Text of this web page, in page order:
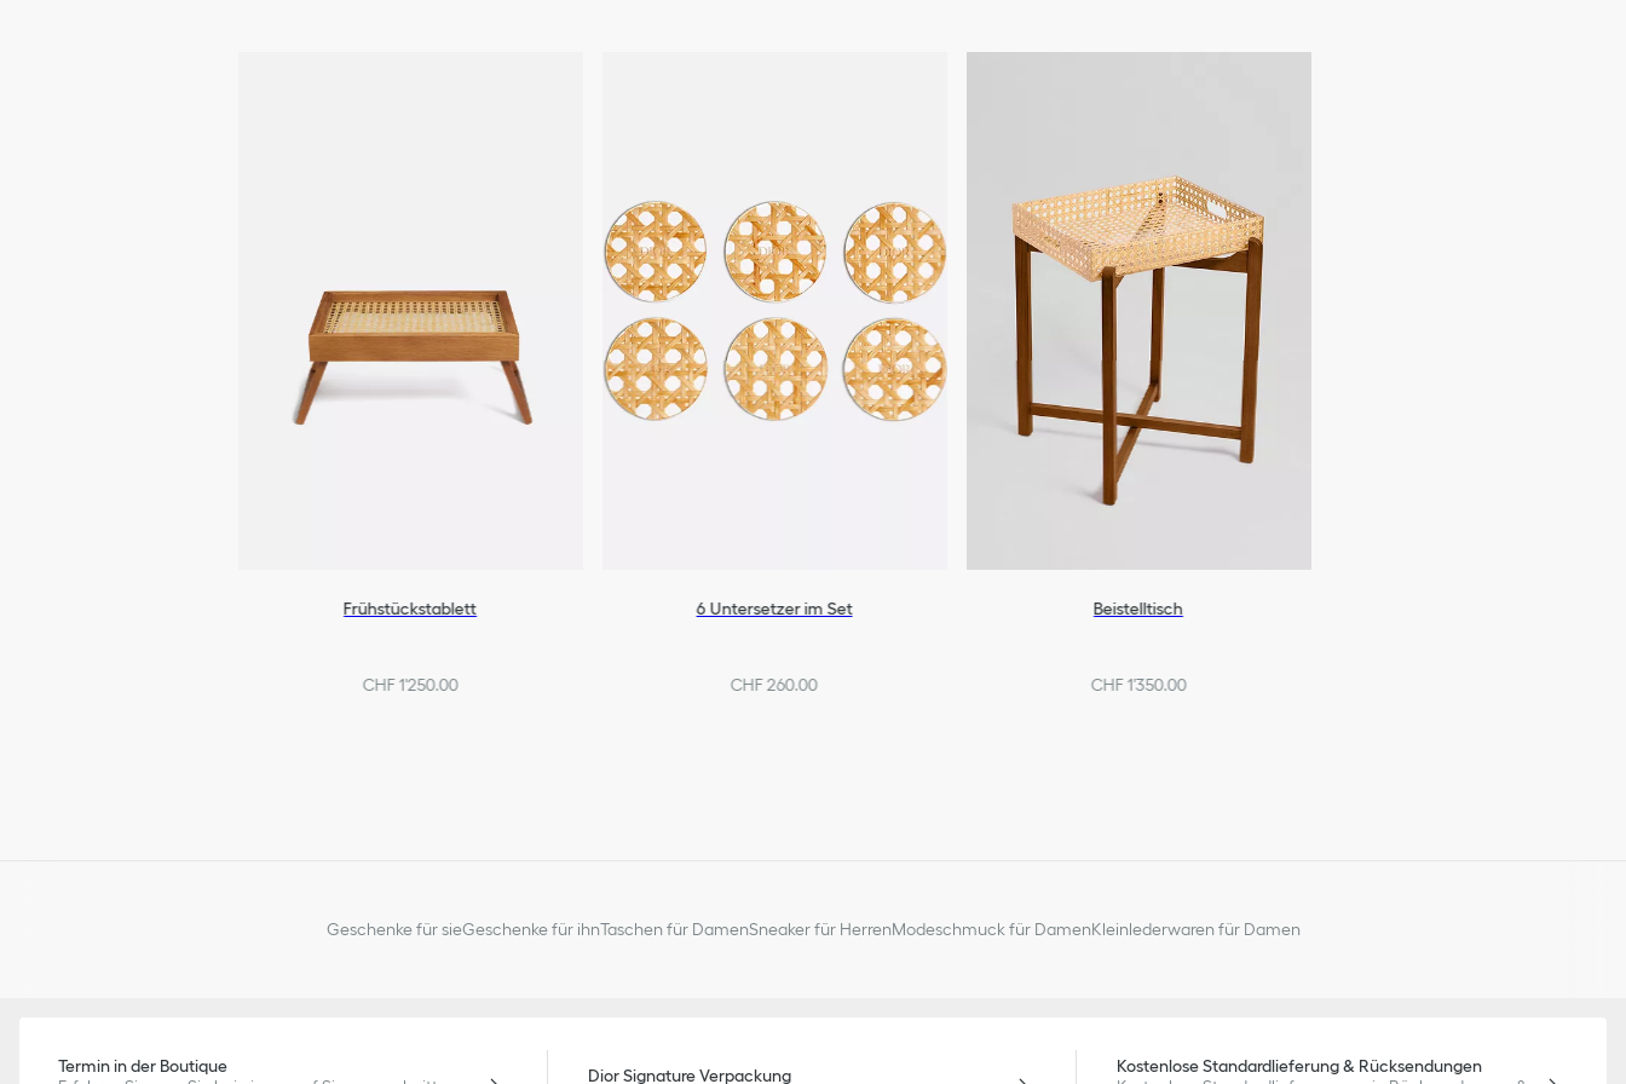
Frühstückstablett
CHF 1'250.00
6 Untersetzer im Set
CHF 260.00
Beistelltisch
CHF 1'350.00
Geschenke für sieGeschenke für ihnTaschen für DamenSneaker für HerrenModeschmuck für DamenKleinlederwaren für Damen
Termin in der Boutique
Dior Signature Verpackung
Kostenlose Standardlieferung & Rücksendungen